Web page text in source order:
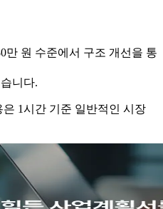
만 원 수준에서 구조 개선을 통
니다.
1시간 기준 일반적인 시장